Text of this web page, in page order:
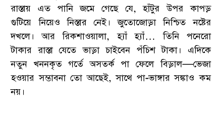
রাস্তায় এত পানি জমে গেছে যে, হাঁটুর উপর কাপড়
গুটিয়ে নিয়েও নিস্তার নেই। জুতোজোড়া নিশ্চিত নষ্টের
দখলে। আর রিকশাওয়ালা, হ্যাঁ হ্যাঁ… তিনি পনেরো
টাকার রাস্তা যেতে ভাড়া চাইবেন পঁচিশ টাকা। এদিকে
নতুন খননকৃত গর্তে অসতর্ক পা ফেলে বিড়াল—ভেজা
হওয়ার সম্ভাবনা তো আছেই, সাথে পা-ভাঙ্গার সঙ্কাও কম
নয়।